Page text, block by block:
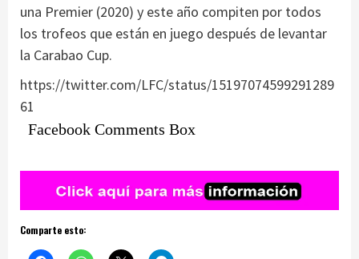
una Premier (2020) y este año compiten por todos
los trofeos que están en juego después de levantar
la Carabao Cup.
https://twitter.com/LFC/status/15197074599291289
61
Facebook Comments Box
Comparte esto: